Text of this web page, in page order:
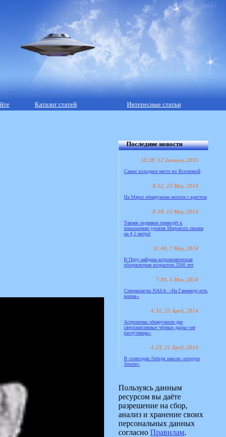
Каталог статей Интересные статьи
Последние новости
10:28, 12 January, 2015
Самое холодное место во Вселенной
8:52, 23 May, 2014
На Марсе обнаружена могила с крестом
8:18, 13 May, 2014
Таяние ледников приведёт к
повышению уровня Мирового океана
на 4,5 метра!
11:40, 7 May, 2014
В Перу найдена астрономическая
обсерватория возрастом 2500 лет
7:04, 5 May, 2014
Специалисты NASA: «На Ганимеде есть
жизнь»
4:51, 25 April, 2014
Астрономы обнаружили две
сверхмассивные чёрные дыры-«не
разлучницы»
4:23, 21 April, 2014
В созвездии Лебедя нашли «вторую
Землю»
Пользуясь данным
ресурсом вы даёте
разрешение на сбор,
анализ и хранение своих
персональных данных
согласно Правилам.